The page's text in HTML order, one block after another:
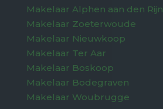
Makelaar Alphen aan den Rijn
Makelaar Zoeterwoude
Makelaar Nieuwkoop
Makelaar Ter Aar
Makelaar Boskoop
Makelaar Bodegraven
Makelaar Woubrugge